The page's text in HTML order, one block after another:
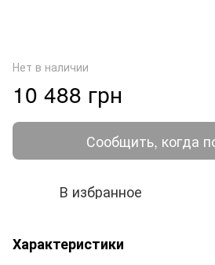
Нет в наличии
10 488 грн
Сообщить, когда
В избранное
Характеристики